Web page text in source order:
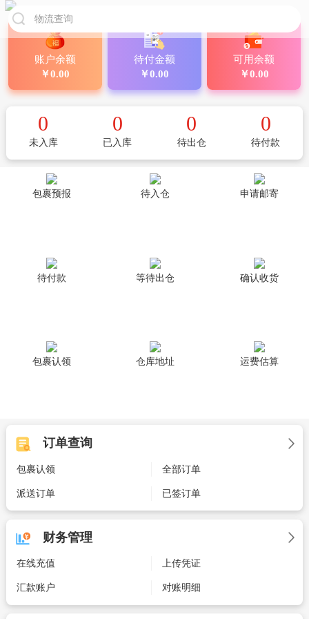
账户余额
￥0.00
待付金额
￥0.00
可用余额
￥0.00
0
未入库
0
已入库
0
待出仓
0
待付款
包裹预报 待入仓 申请邮寄
待付款 等待出仓 确认收货
包裹认领 仓库地址 运费估算
订单查询
包裹认领 全部订单
派送订单 已签订单
财务管理
在线充值 上传凭证
汇款账户 对账明细